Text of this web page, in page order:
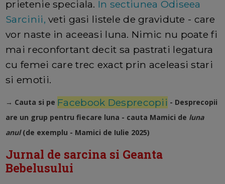
prietenie speciala. In sectiunea Odiseea
Sarcinii, veti gasi listele de gravidute - care
vor naste in aceeasi luna. Nimic nu poate fi
mai reconfortant decit sa pastrati legatura
cu femei care trec exact prin aceleasi stari
si emotii.
→ Cauta si pe Facebook Desprecopii - Desprecopii
are un grup pentru fiecare luna - cauta Mamici de luna
anul (de exemplu - Mamici de Iulie 2025)
Jurnal de sarcina si Geanta
Bebelusului